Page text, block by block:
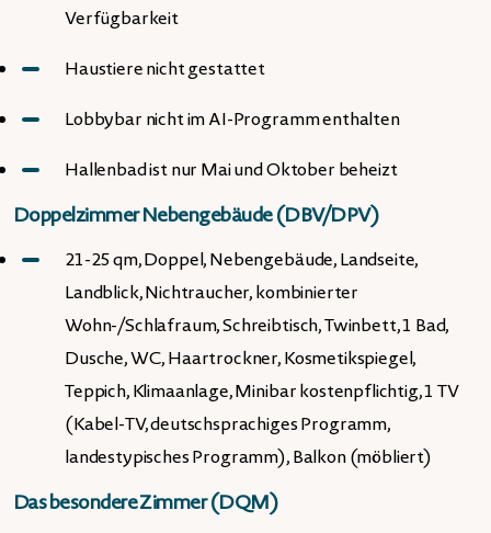
Verfügbarkeit
Haustiere nicht gestattet
Lobbybar nicht im AI-Programm enthalten
Hallenbad ist nur Mai und Oktober beheizt
Doppelzimmer Nebengebäude (DBV/DPV)
21-25 qm, Doppel, Nebengebäude, Landseite,
Landblick, Nichtraucher, kombinierter
Wohn-/Schlafraum, Schreibtisch, Twinbett, 1 Bad,
Dusche, WC, Haartrockner, Kosmetikspiegel,
Teppich, Klimaanlage, Minibar kostenpflichtig, 1 TV
(Kabel-TV, deutschsprachiges Programm,
landestypisches Programm), Balkon (möbliert)
Das besondere Zimmer (DQM)